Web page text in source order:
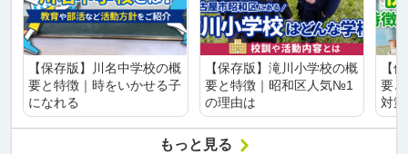
【保存版】川名中学校の概
要と特徴｜時をいかせる子
になれる
【保存版】滝川小学校の概
要と特徴｜昭和区人気№1
の理由は
【
要
対
もっと見る